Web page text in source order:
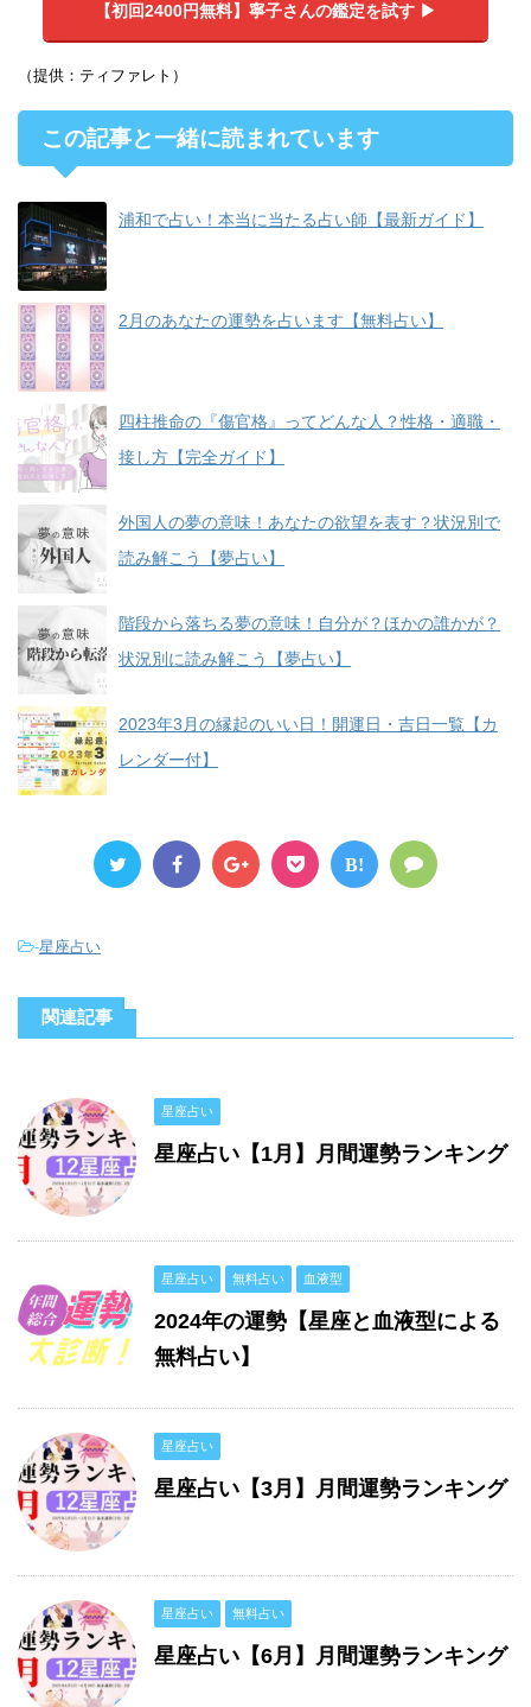
【初回2400円無料】 寧子さんの鑑定を試す ▶︎
（提供：ティファレト）
この記事と一緒に読まれています
浦和で占い！本当に当たる占い師【最新ガイド】
2月のあなたの運勢を占います【無料占い】
四柱推命の『傷官格』ってどんな人？性格・適職・
接し方【完全ガイド】
外国人の夢の意味！あなたの欲望を表す？状況別で
読み解こう【夢占い】
階段から落ちる夢の意味！自分が？ほかの誰かが？
状況別に読み解こう【夢占い】
2023年3月の縁起のいい日！開運日・吉日一覧【カ
レンダー付】
B!
-星座占い
関連記事
星座占い
星座占い【1月】月間運勢ランキング
星座占い 無料占い 血液型
2024年の運勢【星座と血液型による
無料占い】
星座占い
星座占い【3月】月間運勢ランキング
星座占い 無料占い
星座占い【6月】月間運勢ランキング